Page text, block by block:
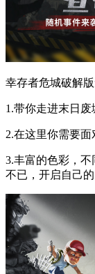
幸存者危城破解
1.带你走进末日废
2.在这里你需要面
3.丰富的色彩，
不已，开启自己的